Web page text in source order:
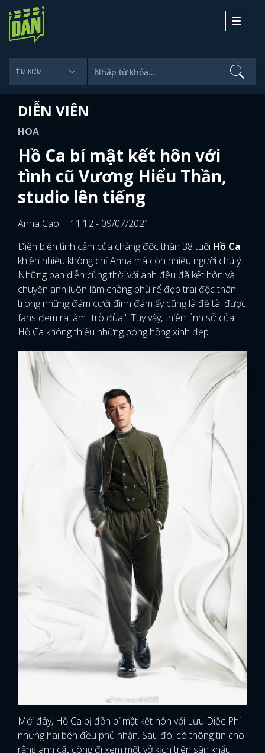
Toggle
DIỄN VIÊN
HOA
Hồ Ca bí mật kết hôn với
tình cũ Vương Hiểu Thần,
studio lên tiếng
Anna Cao
11:12 - 09/07/2021
Diễn biến tình cảm của chàng độc thân 38 tuổi Hồ Ca
khiến nhiều không chỉ Anna mà còn nhiều người chú ý.
Những bạn diễn cùng thời với anh đều đã kết hôn và
chuyện anh luôn làm chàng phù rể đẹp trai độc thân
trong những đám cưới đình đám ấy cũng là đề tài được
fans đem ra làm "trò đùa". Tuy vậy, thiên tình sử của
Hồ Ca không thiếu những bóng hồng xinh đẹp.
Mới đây, Hồ Ca bị đồn bí mật kết hôn với Lưu Diệc Phi
nhưng hai bên đều phủ nhận. Sau đó, có thông tin cho
rằng anh cất công đi xem một vở kịch trên sân khấu